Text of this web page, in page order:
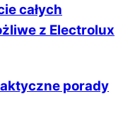
całych
z Electrolux
porady